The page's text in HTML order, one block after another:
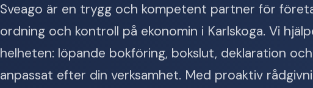
Sveago är en trygg och kompetent partner för
ordning och kontroll på ekonomin i Karlskoga. Vi
helheten: löpande bokföring, bokslut, deklaration
anpassat efter din verksamhet. Med proaktiv